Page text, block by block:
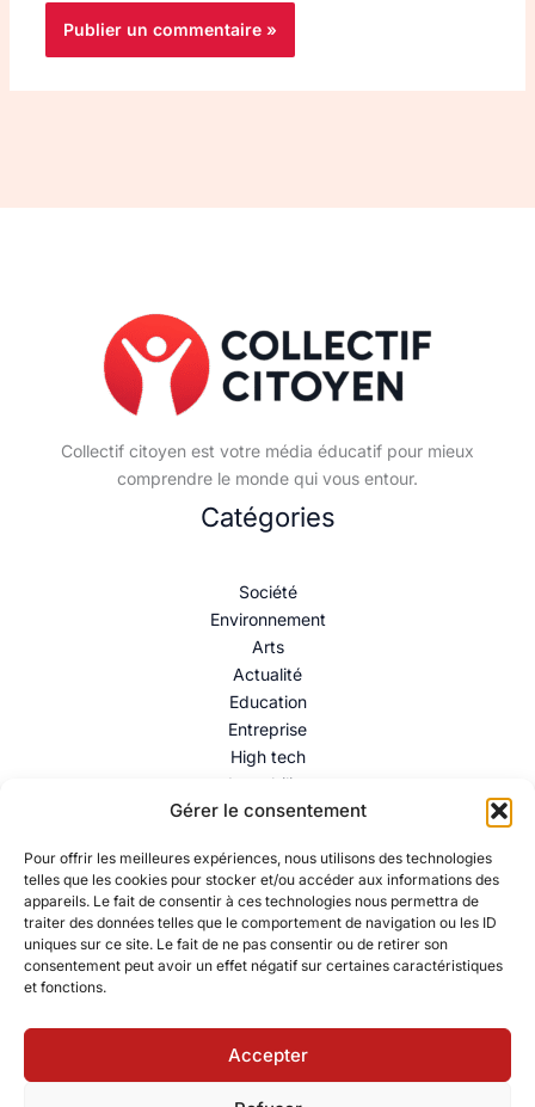
Gérer le consentement
Pour offrir les meilleures expériences, nous utilisons des technologies
telles que les cookies pour stocker et/ou accéder aux informations des
appareils. Le fait de consentir à ces technologies nous permettra de
traiter des données telles que le comportement de navigation ou les ID
uniques sur ce site. Le fait de ne pas consentir ou de retirer son
consentement peut avoir un effet négatif sur certaines caractéristiques
et fonctions.
Accepter
Collectif citoyen est votre média éducatif pour mieux
comprendre le monde qui vous entour.
Catégories
Société
Environnement
Arts
Actualité
Education
Entreprise
High tech
Immobilier
Mentions légales–Politique de confidentialité–Contact